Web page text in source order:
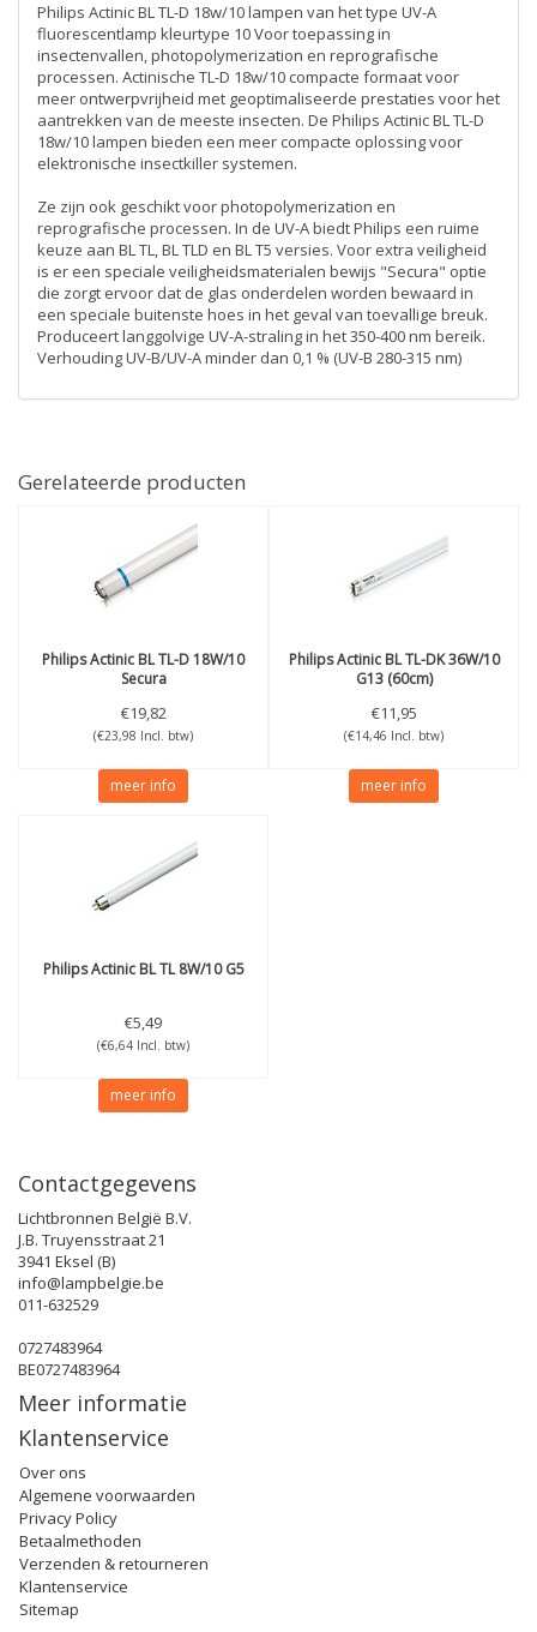
Philips Actinic BL TL-D 18w/10 lampen van het type UV-A
fluorescentlamp kleurtype 10 Voor toepassing in
insectenvallen, photopolymerization en reprografische
processen. Actinische TL-D 18w/10 compacte formaat voor
meer ontwerpvrijheid met geoptimaliseerde prestaties voor het
aantrekken van de meeste insecten. De Philips Actinic BL TL-D
18w/10 lampen bieden een meer compacte oplossing voor
elektronische insectkiller systemen.
Ze zijn ook geschikt voor photopolymerization en
reprografische processen. In de UV-A biedt Philips een ruime
keuze aan BL TL, BL TLD en BL T5 versies. Voor extra veiligheid
is er een speciale veiligheidsmaterialen bewijs "Secura" optie
die zorgt ervoor dat de glas onderdelen worden bewaard in
een speciale buitenste hoes in het geval van toevallige breuk.
Produceert langgolvige UV-A-straling in het 350-400 nm bereik.
Verhouding UV-B/UV-A minder dan 0,1 % (UV-B 280-315 nm)
Gerelateerde producten
PhilipsActinic BL TL-D 18W/10
Secura
€19,82
(€23,98 Incl. btw)
meer info
PhilipsActinic BL TL-DK 36W/10
G13 (60cm)
€11,95
(€14,46 Incl. btw)
meer info
PhilipsActinic BL TL 8W/10 G5
€5,49
(€6,64 Incl. btw)
meer info
Contactgegevens
Lichtbronnen België B.V.
J.B. Truyensstraat 21
3941 Eksel (B)
info@lampbelgie.be
011-632529
0727483964
BE0727483964
Meer informatie
Klantenservice
Over ons
Algemene voorwaarden
Privacy Policy
Betaalmethoden
Verzenden & retourneren
Klantenservice
Sitemap